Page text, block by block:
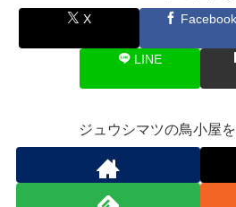
X Facebook
LINE
ジュウシマツの鳥小屋